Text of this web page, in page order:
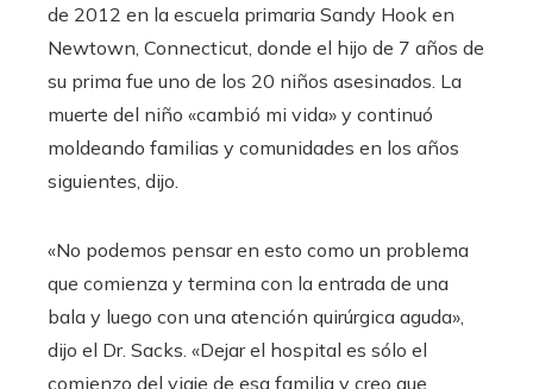
de 2012 en la escuela primaria Sandy Hook en
Newtown, Connecticut, donde el hijo de 7 años de
su prima fue uno de los 20 niños asesinados. La
muerte del niño «cambió mi vida» y continuó
moldeando familias y comunidades en los años
siguientes, dijo.
«No podemos pensar en esto como un problema
que comienza y termina con la entrada de una
bala y luego con una atención quirúrgica aguda»,
dijo el Dr. Sacks. «Dejar el hospital es sólo el
comienzo del viaje de esa familia y creo que